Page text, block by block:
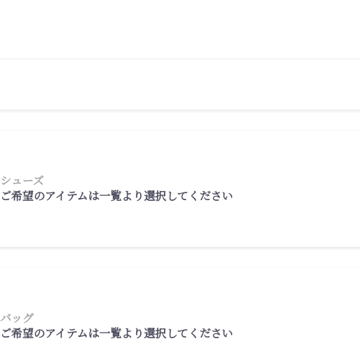
シューズ
ご希望のアイテムは一覧より選択してください
バッグ
ご希望のアイテムは一覧より選択してください